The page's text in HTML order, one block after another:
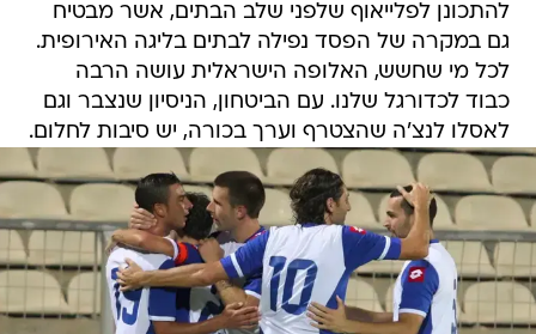
לכל מי שחשש, האלופה הישראלית עושה הרבה
כבוד לכדורגל שלנו. עם הביטחון, הניסיון שנצבר וגם
לאסלו לנצ'ה שהצטרף וערך בכורה, יש סיבות לחלום.